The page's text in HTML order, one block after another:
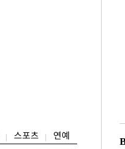
스포츠 연예